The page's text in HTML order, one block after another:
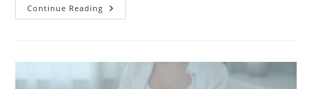
Continue Reading